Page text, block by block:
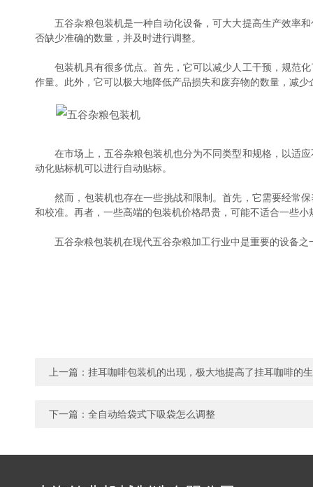
五谷杂粮包装机是一种自动化设备，可大大提高生产效率和
否缺少准确的数量，并及时进行调整。
包装机具有很多优点。首先，它可以减少人工干预，规范化
作量。此外，它可以极大地降低产品损失和废弃物的数量，减少
在市场上，五谷杂粮包装机也分为不同类型和规格，以适应
动化贴标机可以进行自动贴标。
然而，包装机也存在一些挑战和限制。首先，它需要经常保
和校准。再者，一些高端的包装机价格昂贵，可能不适合一些小
五谷杂粮包装机在现代五谷杂粮加工行业中是重要的设备之
上一篇： 挂耳咖啡包装机的出现，极大地提高了挂耳咖啡的
下一篇： 全自动给袋式下吸袋怎么调整